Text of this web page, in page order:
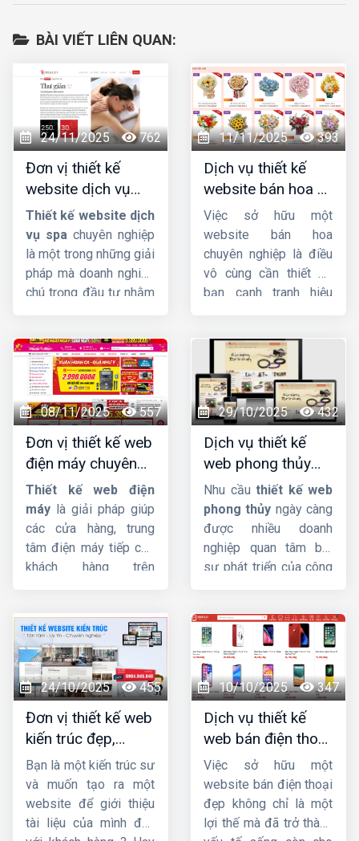
BÀI VIẾT LIÊN QUAN:
24/11/2025 762
Đơn vị thiết kế
website dịch vụ
spa uy tín, chuyên
nghiệp, chuẩn SEO
Thiết kế website dịch
vụ spa chuyên nghiệp
là một trong những giải
pháp mà doanh nghiệp
chú trọng đầu tư nhằm
hàng tiềm năng và hỗ
trợ quản lý dịch vụ một
cách chuyên nghiệp,
tiện lợi. Tại sao chú
trọng đầu tư vào
website spa, thẩm mỹ
viện? CùngCông ty
HIGkhám phá nhé.
11/11/2025 393
Dịch vụ thiết kế
website bán hoa uy
tín, chuyên nghiệp,
giao diện đẹp
Việc sở hữu một
website bán hoa
chuyên nghiệp là điều
vô cùng cần thiết để
bạn cạnh tranh hiệu
bạn tiếp cận khách
hàng tiềm năng một
cách dễ dàng, website
còn là công cụ đắc lực
để xây dựng thương
hiệu và tăng doanh thu
cho cửa hàng hoa của
bạn.
08/11/2025 557
Đơn vị thiết kế web
điện máy chuyên
nghiệp, chuẩn SEO,
giá tốt
Thiết kế web điện
máy là giải pháp giúp
các cửa hàng, trung
tâm điện máy tiếp cận
khách hàng trên
nhanh chóng.Công ty
HIGvới kinh nghiệm
hơn 10 năm trong lĩnh
vực thiết kế website,
chúng tôi đảm bảo
mang sự hài lòng cho
quý khách về chất
lượng dịch vụ.
29/10/2025 432
Dịch vụ thiết kế
web phong thủy
đẹp, chuyên
nghiệp, chuẩn SEO
Nhu cầuthiết kế web
phong thủy ngày càng
được nhiều doanh
nghiệp quan tâm bởi
sự phát triển của công
bạn tìm hiểuthiết kế
website phong thủy
là gì ? Tầm quan trọng
và yêu cầu của thiết kế
website theo phong
thủy.
24/10/2025 455
Đơn vị thiết kế web
kiến trúc đẹp,
chuyên nghiệp,
chuẩn SEO
Bạn là một kiến trúc sư
và muốn tạo ra một
website để giới thiệu
tài liệu của mình đến
10/10/2025 347
Dịch vụ thiết kế
web bán điện thoại
chuyên nghiệp giúp
tăng doanh số
Việc sở hữu một
website bán điện thoại
đẹp không chỉ là một
lợi thế mà đã trở thành